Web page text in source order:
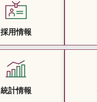
採用情報
統計情報